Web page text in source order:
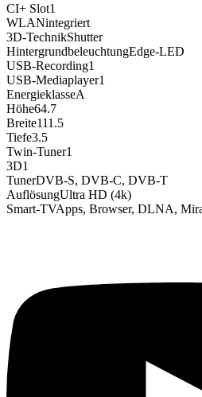
CI+ Slot1
WLANintegriert
3D-TechnikShutter
HintergrundbeleuchtungEdge-LED
USB-Recording1
USB-Mediaplayer1
EnergieklasseA
Höhe64.7
Breite111.5
Tiefe3.5
Twin-Tuner1
3D1
TunerDVB-S, DVB-C, DVB-T
AuflösungUltra HD (4k)
Smart-TVApps, Browser, DLNA,